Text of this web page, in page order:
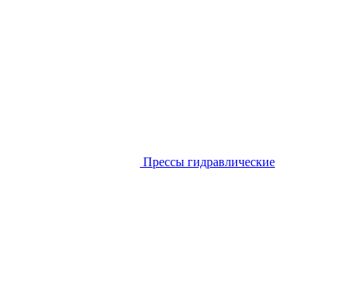
Прессы гидравлические